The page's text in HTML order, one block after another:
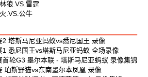
狼.VS.雷霆
.VS.公牛
塔斯马尼亚蚂蚁vs悉尼国王 录像
悉尼国王vs塔斯马尼亚蚂蚁 全场录像
轮G3 墨尔本联 - 塔斯马尼亚蚂蚁 录像集锦
珀斯野猫vs东南墨尔本凤凰 录像